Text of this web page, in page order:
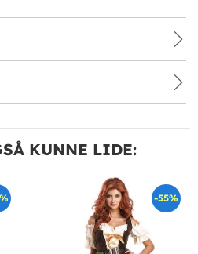
KUNNE LIDE:
-55%